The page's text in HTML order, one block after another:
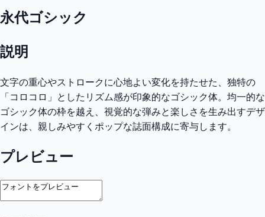
永代ゴシック
説明
文字の重心やストロークに心地よい変化を持たせた、独特の
「コロコロ」としたリズム感が印象的なゴシック体。均一的な
ゴシック体の枠を越え、視覚的な弾みと楽しさを生み出すデザ
インは、親しみやすくポップな誌面構成に寄与します。
プレビュー